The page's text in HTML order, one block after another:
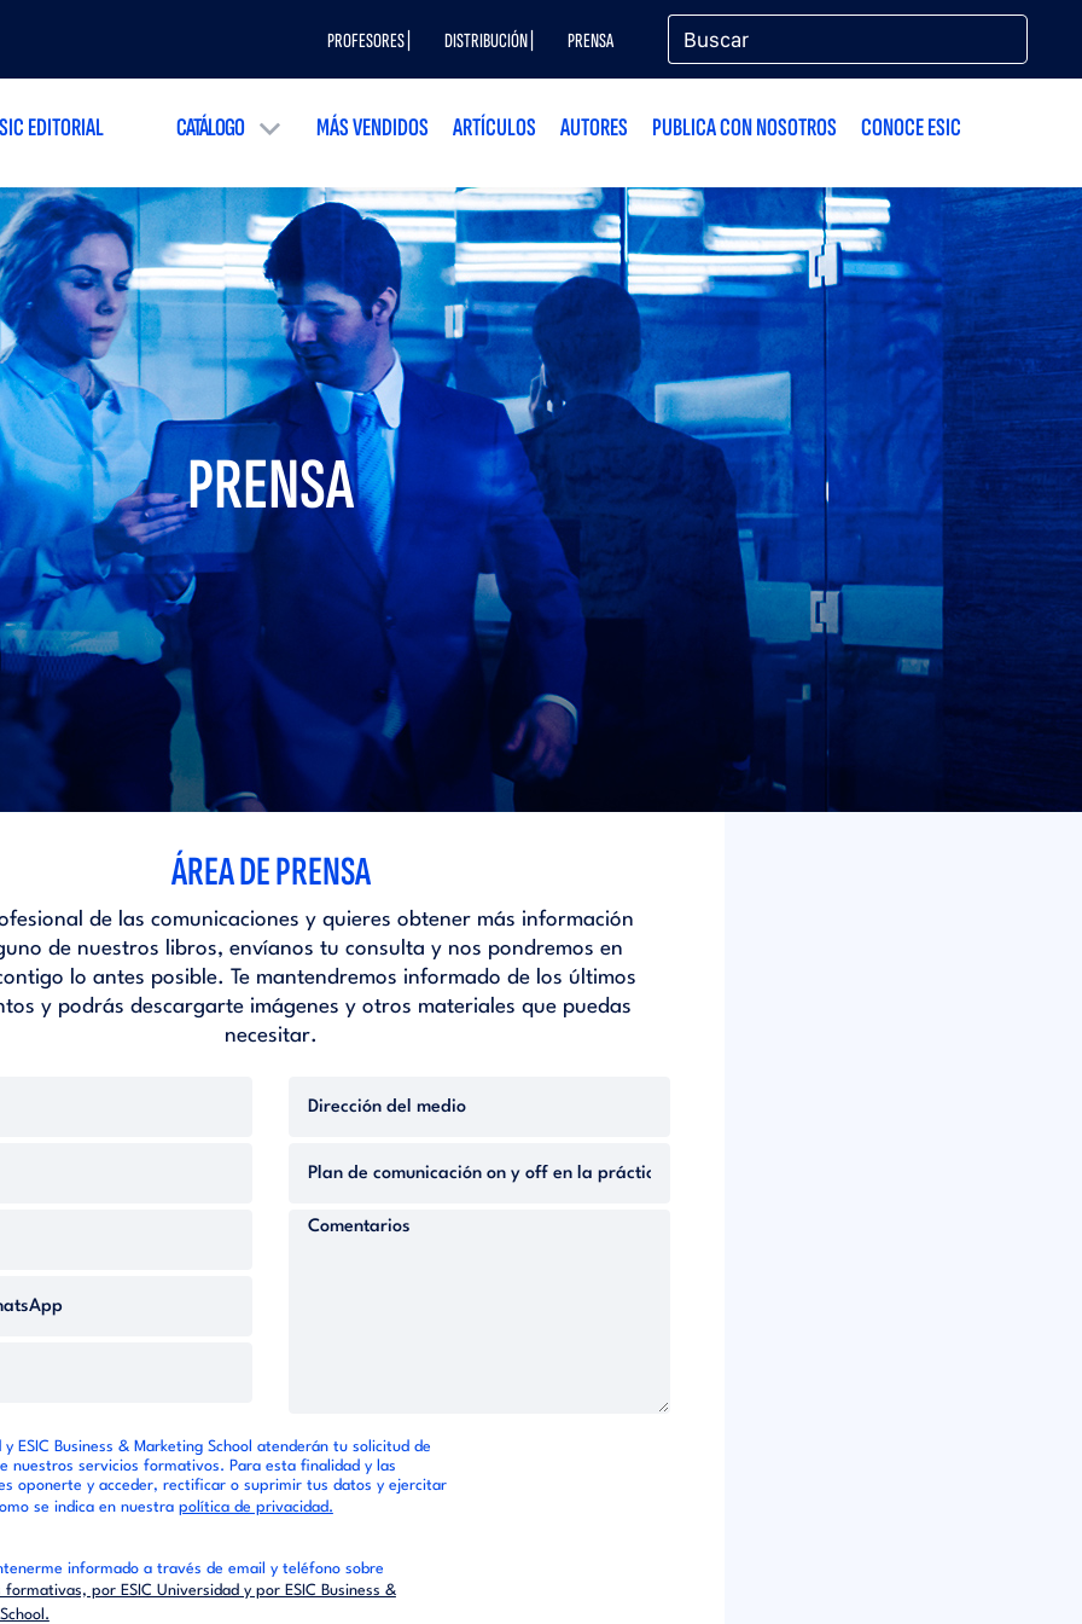
PROFESORES | DISTRIBUCIÓN | PRENSA
EDITORIAL CATÁLOGO MÁS VENDIDOS ARTÍCULOS AUTORES PUBLICA CON NOSOTROS CONOCE ESIC
PRENSA
ÁREA DE PRENSA
de las comunicaciones y quieres obtener más información
de nuestros libros, envíanos tu consulta y nos pondremos en
lo antes posible. Te mantendremos informado de los últimos
y podrás descargarte imágenes y otros materiales que puedas
necesitar.
y ESIC Business & Marketing School atenderán tu solicitud de
nuestros servicios formativos. Para esta finalidad y las
oponerte y acceder, rectificar o suprimir tus datos y ejercitar
se indica en nuestra política de privacidad.
informado a través de email y teléfono sobre
formativas, por ESIC Universidad y por ESIC Business &